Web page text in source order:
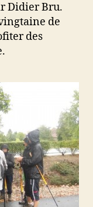
Didier Bru.
de
des